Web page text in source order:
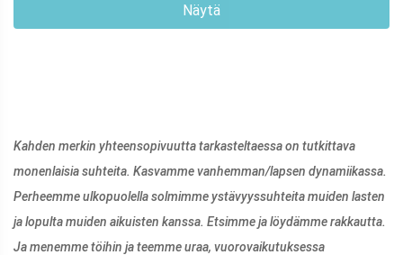
Näytä
Kahden merkin yhteensopivuutta tarkasteltaessa on tutkittava
monenlaisia ​​suhteita. Kasvamme vanhemman/lapsen dynamiikassa.
Perheemme ulkopuolella solmimme ystävyyssuhteita muiden lasten
ja lopulta muiden aikuisten kanssa. Etsimme ja löydämme rakkautta.
Ja menemme töihin ja teemme uraa, vuorovaikutuksessa